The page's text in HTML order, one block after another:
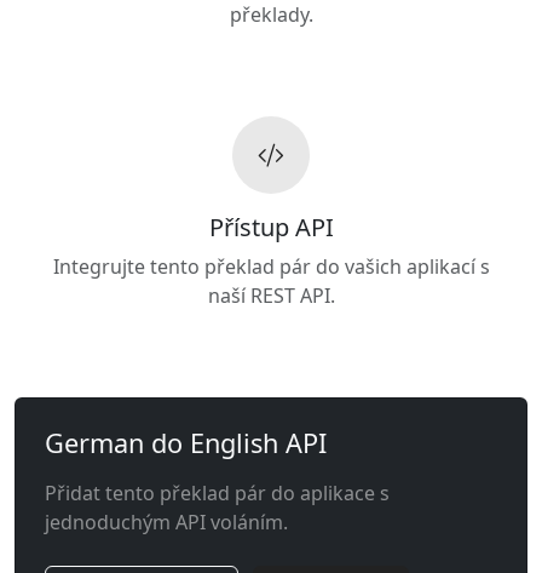
překlady.
Přístup API
Integrujte tento překlad pár do vašich aplikací s
naší REST API.
German do English API
Přidat tento překlad pár do aplikace s
jednoduchým API voláním.